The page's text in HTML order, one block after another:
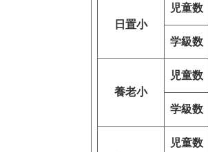
日置小
児童数
学級数
養老小
児童数
学級数
児童数